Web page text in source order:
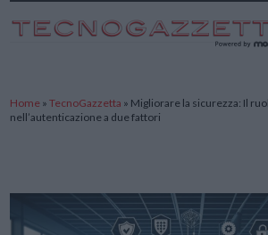
Home »TecnoGazzetta » Migliorare la sicurezza: Il
nell’autenticazione a due fattori